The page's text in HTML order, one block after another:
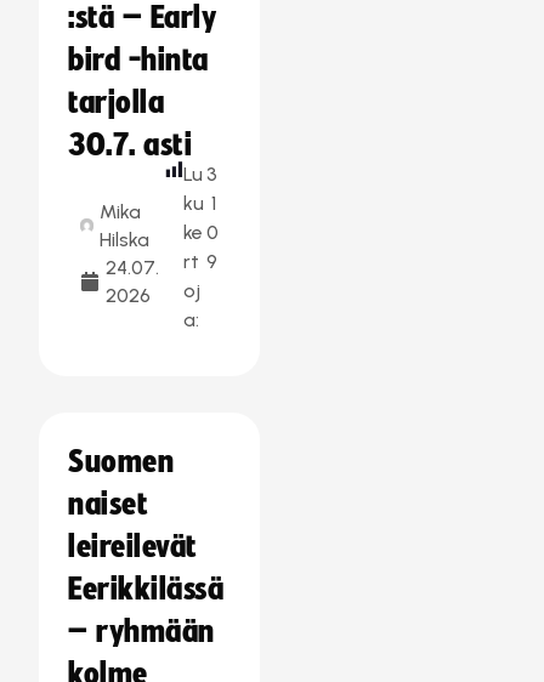
:stä – Early
bird -hinta
tarjolla
30.7. asti
Mika
Hilska
24.07.
2026
Lu
ku
ke
rt
oj
a:
3
1
0
9
Suomen
naiset
leireilevät
Eerikkilässä
– ryhmään
kolme